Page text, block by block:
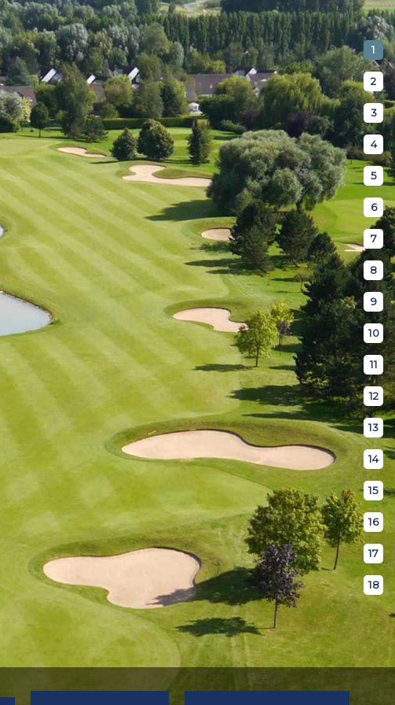
1
2
3
4
5
6
7
8
9
10
11
12
13
14
15
16
17
18